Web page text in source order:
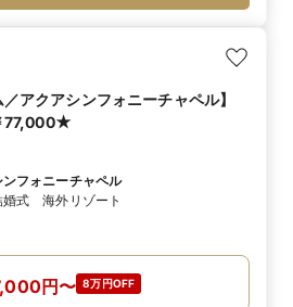
アクアシンフォニーチャペル】
77,000★
ンフォニーチャペル
婚式 海外リゾート
円〜 8万円OFF